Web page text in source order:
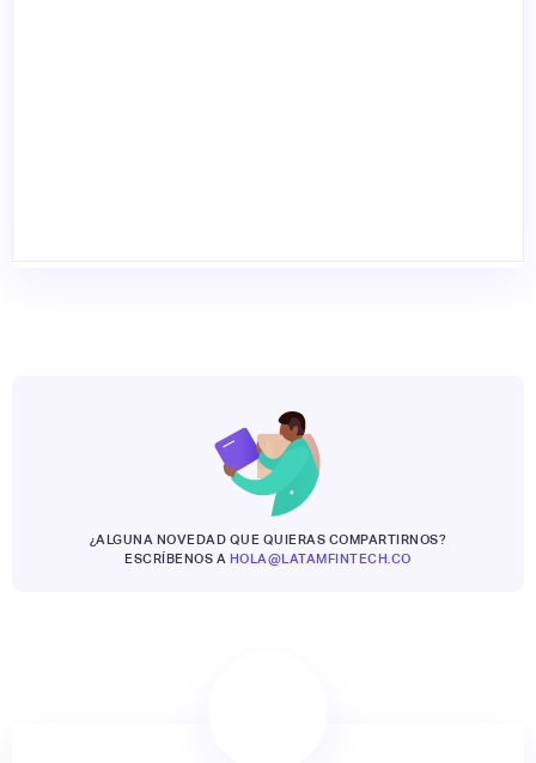
¿ALGUNA NOVEDAD QUE QUIERAS COMPARTIRNOS?
ESCRÍBENOS A HOLA@LATAMFINTECH.CO